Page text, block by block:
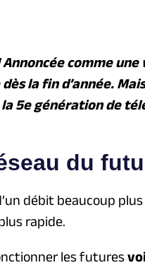
comme
la fin d’année.
5e génération de
du
débit beaucoup
rapide.
les futures